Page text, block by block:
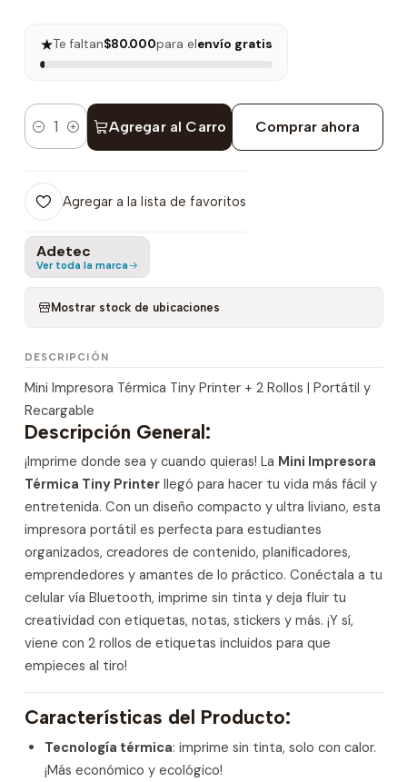
★Te faltan$80.000para elenvío gratis
Cantidad Agregar al Carro Comprar ahora
Agregar a la lista de favoritos
Adetec
Ver toda la marca
Mostrar stock de ubicaciones
DESCRIPCIÓN
Mini Impresora Térmica Tiny Printer + 2 Rollos | Portátil y
Recargable
Descripción General:
¡Imprime donde sea y cuando quieras! La Mini Impresora
Térmica Tiny Printerllegó para hacer tu vida más fácil y
entretenida. Con un diseño compacto y ultra liviano, esta
impresora portátil es perfecta para estudiantes
organizados, creadores de contenido, planificadores,
emprendedores y amantes de lo práctico. Conéctala a tu
celular vía Bluetooth, imprime sin tinta y deja fluir tu
creatividad con etiquetas, notas, stickers y más. ¡Y sí,
viene con 2 rollos de etiquetas incluidos para que
empieces al tiro!
Características del Producto:
Tecnología térmica: imprime sin tinta, solo con calor.
¡Más económico y ecológico!